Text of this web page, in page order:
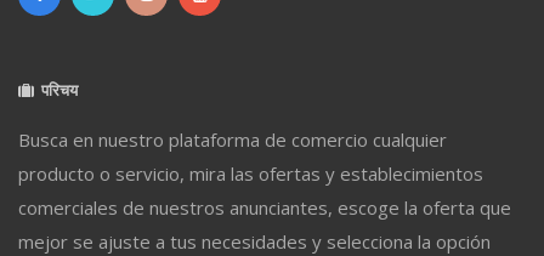
परिचय
Busca en nuestro plataforma de comercio cualquier
producto o servicio, mira las ofertas y establecimientos
comerciales de nuestros anunciantes, escoge la oferta que
mejor se ajuste a tus necesidades y selecciona la opción